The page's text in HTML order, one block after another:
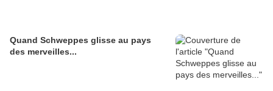
Quand Schweppes glisse au pays
des merveilles...